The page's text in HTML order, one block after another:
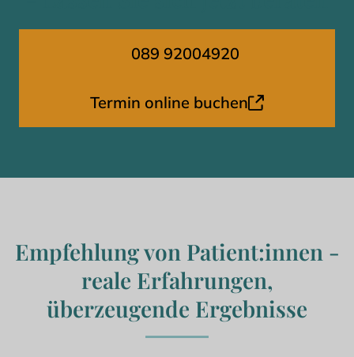
beschwerdefreien Alltag und verbesserte
bedeutet das mehr Sicherheit und
089 92004920
Termin online buchen
Empfehlung von Patient:innen -
reale Erfahrungen,
überzeugende Ergebnisse